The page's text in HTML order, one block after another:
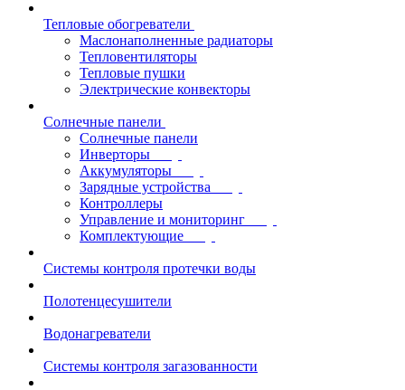
Тепловые обогреватели
Маслонаполненные радиаторы
Тепловентиляторы
Тепловые пушки
Электрические конвекторы
Солнечные панели
Солнечные панели
Инверторы
Аккумуляторы
Зарядные устройства
Контроллеры
Управление и мониторинг
Комплектующие
Системы контроля протечки воды
Полотенцесушители
Водонагреватели
Системы контроля загазованности